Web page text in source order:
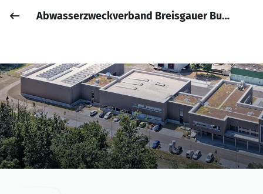
Anmelden
Job posten
Abwasserzweckverband Breisgauer Bucht